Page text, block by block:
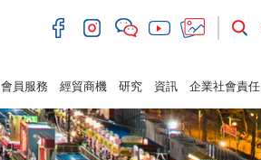
會員服務 經貿商機 研究 資訊 企業社會責任